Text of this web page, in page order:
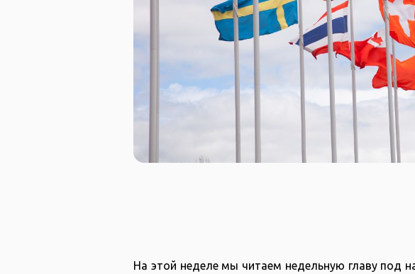
На этой неделе мы читаем недельную главу под